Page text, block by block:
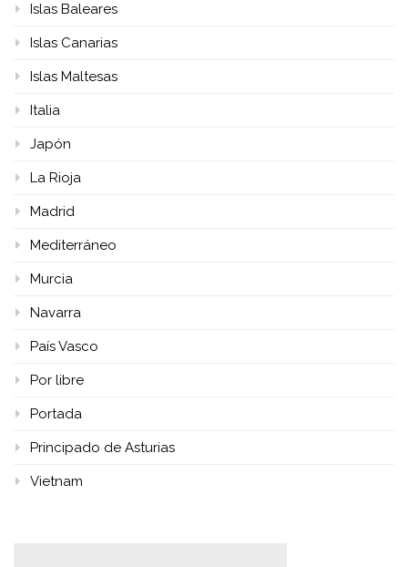
Islas Baleares
Islas Canarias
Islas Maltesas
Italia
Japón
La Rioja
Madrid
Mediterráneo
Murcia
Navarra
País Vasco
Por libre
Portada
Principado de Asturias
Vietnam